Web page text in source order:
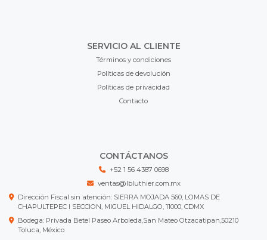
SERVICIO AL CLIENTE
Términos y condiciones
Políticas de devolución
Políticas de privacidad
Contacto
CONTÁCTANOS
+52 1 56 4387 0698
ventas@lbluthier.com.mx
Dirección Fiscal sin atención: SIERRA MOJADA 560, LOMAS DE
CHAPULTEPEC I SECCION, MIGUEL HIDALGO, 11000, CDMX
Bodega: Privada Betel Paseo Arboleda,San Mateo Otzacatipan,50210
Toluca, México